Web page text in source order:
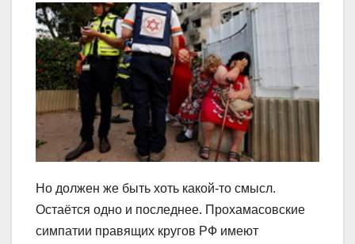
Но должен же быть хоть какой-то смысл.
Остаётся одно и последнее. Прохамасовские
симпатии правящих кругов РФ имеют